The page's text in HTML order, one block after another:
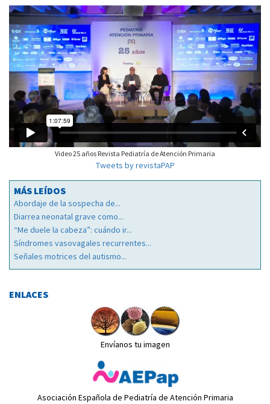
Video 25 años Revista Pediatría de Atención Primaria
Tweets by revistaPAP
MÁS LEÍDOS
Abordaje de la sospecha de...
Diarrea neonatal grave como...
“Me duele la cabeza”: cuándo ir...
Síndromes vasovagales recurrentes...
Señales motrices del autismo...
ENLACES
Envíanos tu imagen
Asociación Española de Pediatría de Atención Primaria